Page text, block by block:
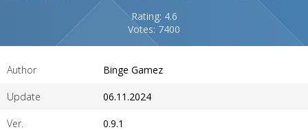
Rating: 4.6
Votes: 7400
Author Binge Gamez
Update 06.11.2024
Ver. 0.9.1